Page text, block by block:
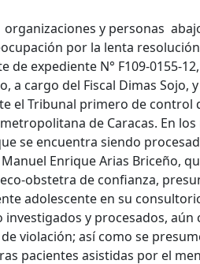
organizaciones y personas
por la lenta
de expediente N° F109-0155-
a cargo del Fiscal Dimas Sojo,
el Tribunal primero de control
de Caracas. En
se encuentra siendo
Enrique Arias Briceño,
obstetra de confianza,
adolescente en su
investigados y procesados, aún
violación; así como se
pacientes asistidas por el